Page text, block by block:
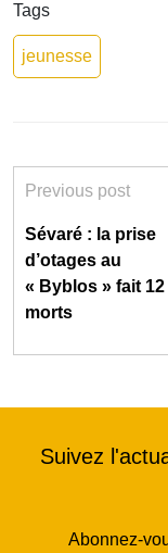
Tags
jeunesse
Previous post
Sévaré : la prise
d’otages au
« Byblos » fait 12
morts
Suivez
Abonnez-